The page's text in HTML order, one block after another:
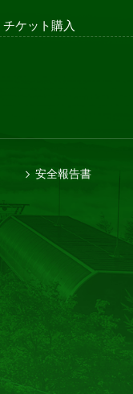
チケット購入
安全報告書